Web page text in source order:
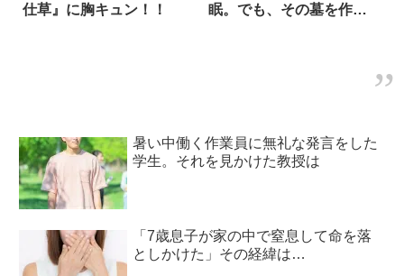
仕草』に胸キュン！！
眠。でも、その墓を作っ
暑い中働く作業員に無礼な発言をした
学生。それを見かけた教授は
「7歳息子が家の中で窒息して命を落
としかけた」その経緯は…